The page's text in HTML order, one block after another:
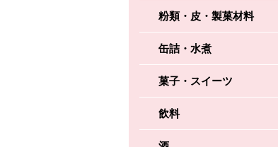
粉類・皮・製菓材料
缶詰・水煮
菓子・スイーツ
飲料